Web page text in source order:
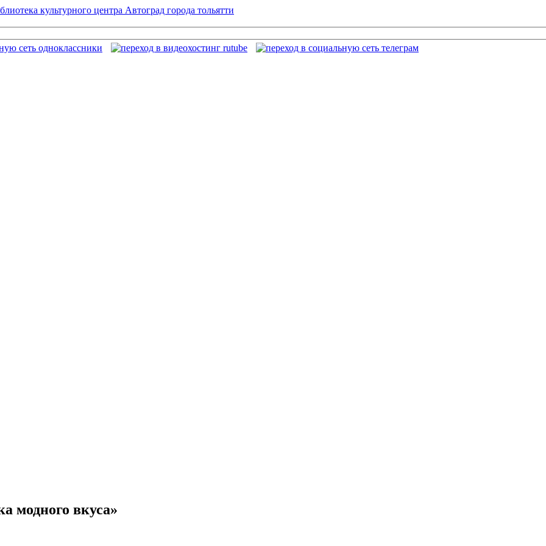
культурного центра Автоград города тольятти
модного вкуса»